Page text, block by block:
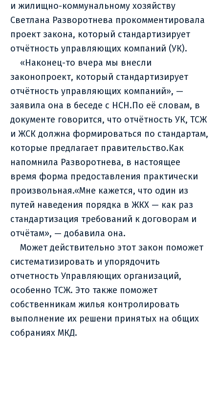
и жилищно-коммунальному хозяйству
Светлана Разворотнева прокомментировала
проект закона, который стандартизирует
отчётность управляющих компаний (УК).
«Наконец-то вчера мы внесли
законопроект, который стандартизирует
отчётность управляющих компаний», —
заявила она в беседе с НСН.По её словам, в
документе говорится, что отчётность УК, ТСЖ
и ЖСК должна формироваться по стандартам,
которые предлагает правительство.Как
напомнила Разворотнева, в настоящее
время форма предоставления практически
произвольная.«Мне кажется, что один из
путей наведения порядка в ЖКХ — как раз
стандартизация требований к договорам и
отчётам», — добавила она.
Может действительно этот закон поможет
систематизировать и упорядочить
отчетность Управляющих организаций,
особенно ТСЖ. Это также поможет
собственникам жилья контролировать
выполнение их решени принятых на общих
собраниях МКД.